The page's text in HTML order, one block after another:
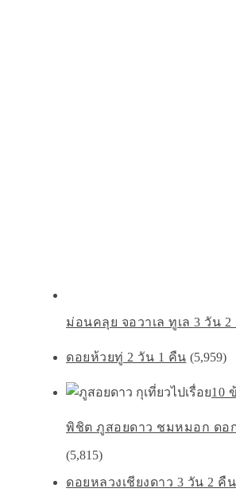
ม่อนคลุย จอวาเล ทูเล 3 วัน 2
ดอยห้วยทู่ 2 วัน 1 คืน (5,959)
10
พิชิต ภูสอยดาว ชมหมอก ดอ
(5,815)
ดอยหลวงเชียงดาว 3 วัน 2 คืน